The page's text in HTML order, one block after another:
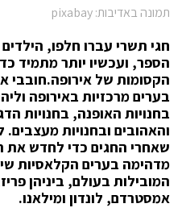
תמונה באדיבות: pixabay
חגי תשרי עברו חלפו, הילדים
הספר, ועכשיו יותר מתמיד
הקסומות של אירופה.חובבי
בערים מרכזיות באירופה
בחנויות האופנה, בחנויות
והאהובים ובחנויות
שאחרי החגים כדי לחדש את
מדהימה בערים הקלאסיות
המובילות בעולם, ביניהן
אמסטרדם, לונדון ומילאנו.